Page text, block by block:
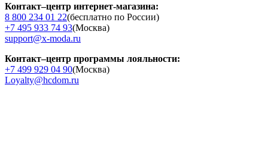
Контакт–центр интернет-магазина:
8 800 234 01 22(бесплатно по России)
+7 495 933 74 93(Москва)
support@x-moda.ru
Контакт–центр программы лояльности:
+7 499 929 04 90(Москва)
Loyalty@hcdom.ru